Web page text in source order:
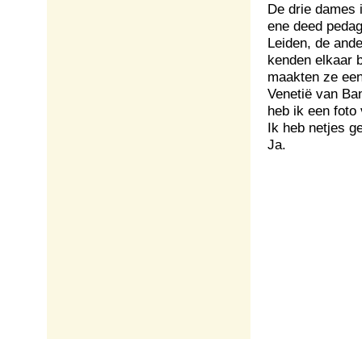
De drie dames
ene deed
Leiden, de
kenden elkaar
maakten ze
Venetië van
heb ik een
Ik heb netjes
Ja.